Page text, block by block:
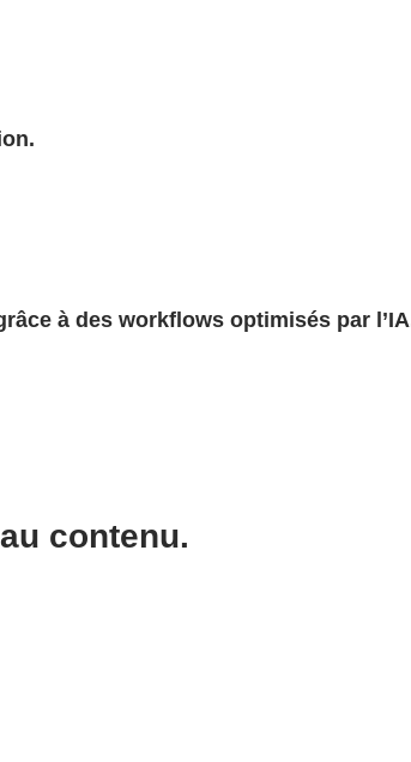
à des workflows optimisés par
contenu.